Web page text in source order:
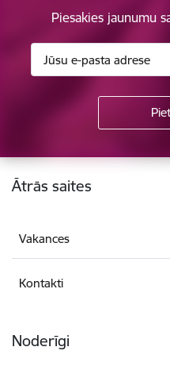
Piesakies jaunumu
Kājene
Ātrās saites
Vakances
Kontakti
Noderīgi